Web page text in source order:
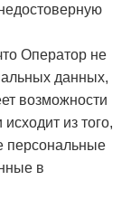
Оператор не
данных,
возможности
из того,
персональные
в